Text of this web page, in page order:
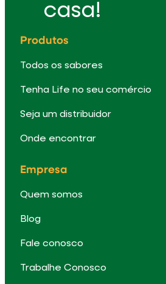
casa!
Produtos
Todos os sabores
Tenha Life no seu comércio
Seja um distribuidor
Onde encontrar
Empresa
Quem somos
Blog
Fale conosco
Trabalhe Conosco